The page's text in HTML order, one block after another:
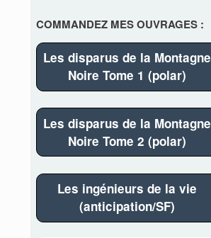
COMMANDEZ MES OUVRAGES :
Les disparus de la Montagne
Noire Tome 1 (polar)
Les disparus de la Montagne
Noire Tome 2 (polar)
Les ingénieurs de la vie
(anticipation/SF)